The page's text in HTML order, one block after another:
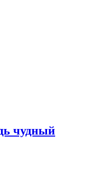
чудный